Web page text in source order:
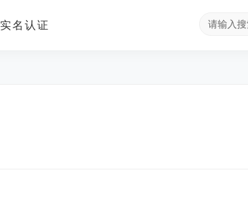
实名认证